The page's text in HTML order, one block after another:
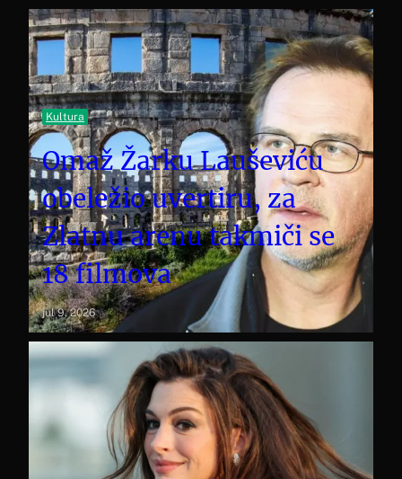
Kultura
Omaž Žarku Lauševiću
obeležio uvertiru, za
Zlatnu arenu takmiči se
18 filmova
jul 9, 2026